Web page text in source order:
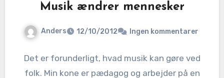
Musik ændrer mennesker
Anders 12/10/2012 Ingen kommentarer
Det er forunderligt, hvad musik kan gøre ved
folk. Min kone er pædagog og arbejder på en